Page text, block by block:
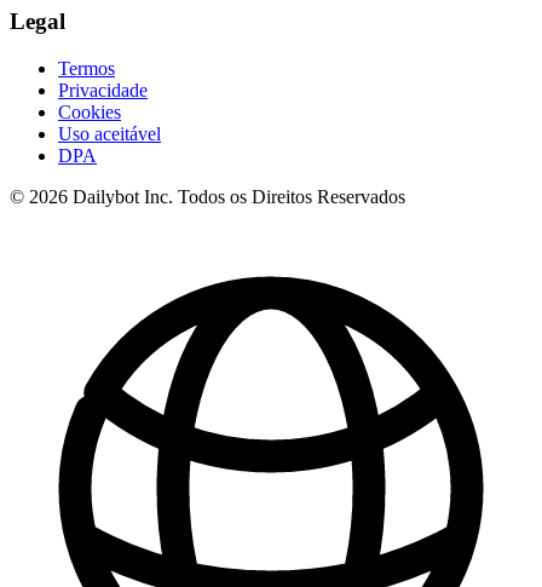
Legal
Termos
Privacidade
Cookies
Uso aceitável
DPA
© 2026 Dailybot Inc. Todos os Direitos Reservados